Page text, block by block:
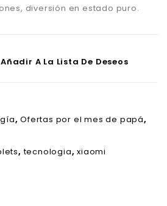
diversión en estado puro.
Añadir A La Lista De Deseos
,Ofertas por el mes de papá,
,tecnologia,xiaomi